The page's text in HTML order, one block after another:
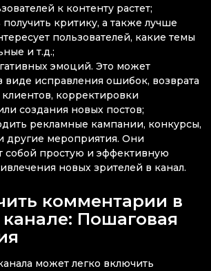
к контенту растет;
критику, а также лучше
пользователей, какие темы
и т.д.;
эмоций. Это может
виде исправления ошибок, возврата
корректировки
создания новых постов;
рекламные кампании, конкурсы,
другие мероприятия. Они
собой простую и эффективную
новых зрителей в канал.
комментарии в
Пошаговая
может легко включить